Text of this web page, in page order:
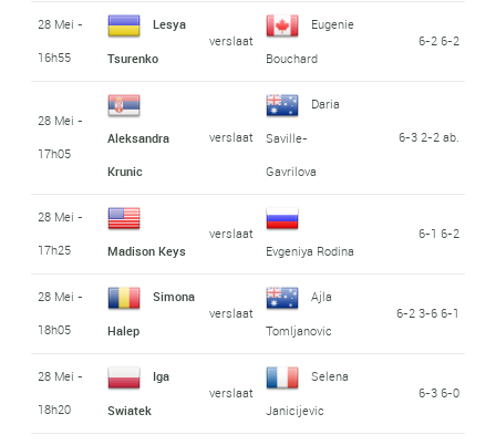
28 Mei -
16h55
Lesya
Tsurenko
verslaat
Eugenie
Bouchard
6-2 6-2
28 Mei -
17h05
Aleksandra
Krunic
verslaat
Daria
Saville-
Gavrilova
6-3 2-2 ab.
28 Mei -
17h25
Madison Keys
verslaat
Evgeniya Rodina
6-1 6-2
28 Mei -
18h05
Simona
Halep
verslaat
Ajla
Tomljanovic
6-2 3-6 6-1
28 Mei -
18h20
Iga
Swiatek
verslaat
Selena
Janicijevic
6-3 6-0